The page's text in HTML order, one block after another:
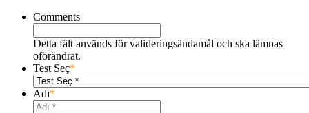
Comments
Detta fält används för valideringsändamål och ska lämnas
oförändrat.
Test Seç*
Adı*